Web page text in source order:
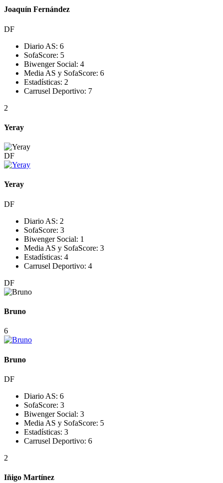
Joaquín Fernández
DF
Diario AS: 6
SofaScore: 5
Biwenger Social: 4
Media AS y SofaScore: 6
Estadísticas: 2
Carrusel Deportivo: 7
2
Yeray
DF
Yeray
DF
Diario AS: 2
SofaScore: 3
Biwenger Social: 1
Media AS y SofaScore: 3
Estadísticas: 4
Carrusel Deportivo: 4
DF
Bruno
6
Bruno
DF
Diario AS: 6
SofaScore: 3
Biwenger Social: 3
Media AS y SofaScore: 5
Estadísticas: 3
Carrusel Deportivo: 6
2
Iñigo Martínez